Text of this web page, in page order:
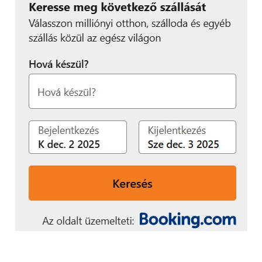
A kreativitás ösztönzése érdekében a tablet GoPaint
alkalmazása széles választékot kínál digitális
alkotóeszközökből, beleértve a fröccsenést imitáló,
valamint a sima, folyékony hatást nyújtó ecseteket. A
FangTian Painting Engine 2.0 technológia támogatja
kifejezéshez.
HUAWEI MatePad 12 X: A stílus
találkozása a kreativitással és a
produktivitással
A HUAWEI MatePad 12 X tablet olyan könnyű
zászlóshajó modell, amely kifejezetten a fiatalabb